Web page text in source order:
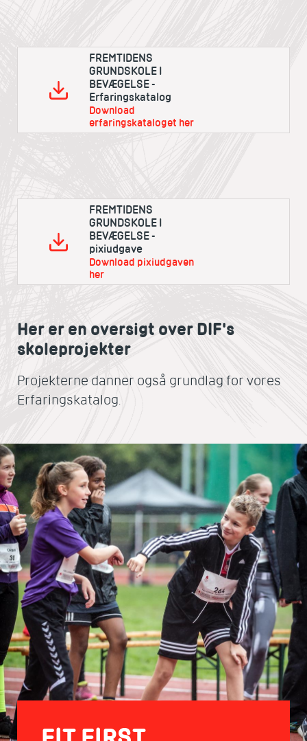
FREMTIDENS
GRUNDSKOLE I
BEVÆGELSE -
Erfaringskatalog
Download
erfaringskataloget her
FREMTIDENS
GRUNDSKOLE I
BEVÆGELSE -
pixiudgave
Download pixiudgaven
her
Her er en oversigt over DIF's
skoleprojekter
Projekterne danner også grundlag for vores
Erfaringskatalog.